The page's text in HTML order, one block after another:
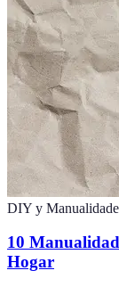
DIY y
10
Hogar